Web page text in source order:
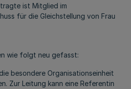
ist Mitglied im
für die Gleichstellung von Frau
wie folgt neu gefasst:
besondere Organisationseinheit
Zur Leitung kann eine Referentin